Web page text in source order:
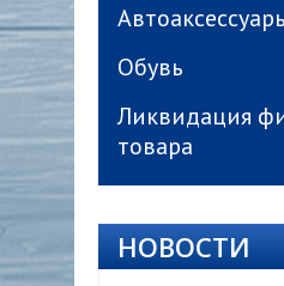
Обувь
Ликвидация
товара
НОВОСТИ